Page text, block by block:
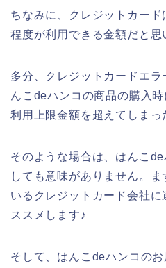
ちなみに、クレジットカー
程度が利用できる金額だと思
多分、クレジットカードエ
んこdeハンコの商品の購入
利用上限金額を超えてしまっ
そのような場合は、はんこ
しても意味がありません。
いるクレジットカード会社
ススメします♪
そして、はんこdeハンコの